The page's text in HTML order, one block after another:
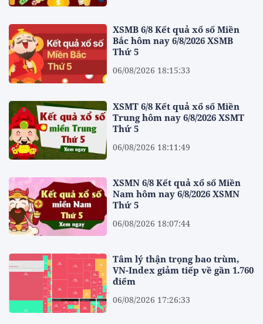
XSMB 6/8 Kết quả xổ số Miền
Bắc hôm nay 6/8/2026 XSMB
Thứ 5
06/08/2026 18:15:33
XSMT 6/8 Kết quả xổ số Miền
Trung hôm nay 6/8/2026 XSMT
Thứ 5
06/08/2026 18:11:49
XSMN 6/8 Kết quả xổ số Miền
Nam hôm nay 6/8/2026 XSMN
Thứ 5
06/08/2026 18:07:44
Tâm lý thận trọng bao trùm,
VN-Index giảm tiếp về gần 1.760
điểm
06/08/2026 17:26:33